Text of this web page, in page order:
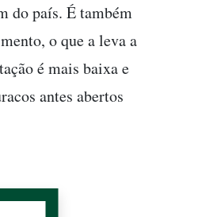
do país. É também
o que a leva a
é mais baixa e
antes abertos